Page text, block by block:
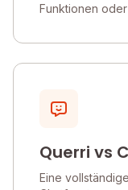
Funktionen
Querri vs
Eine